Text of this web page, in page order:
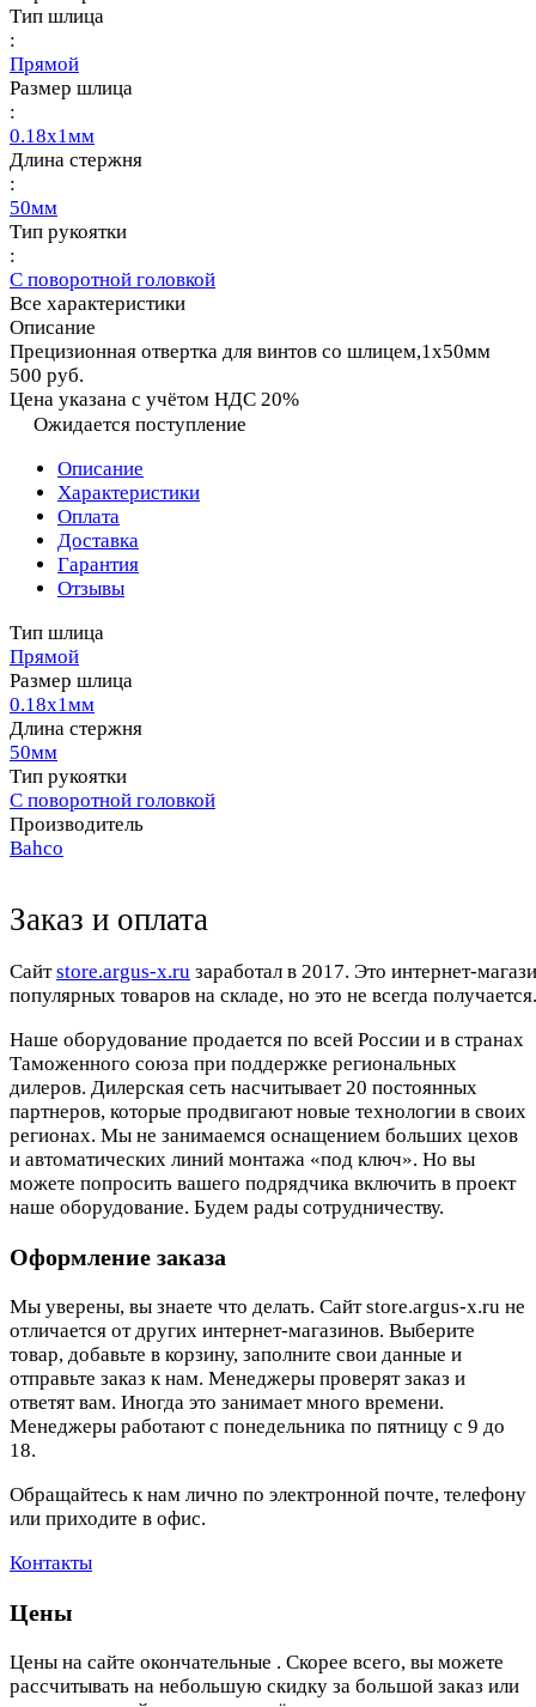
Тип шлица
:
Прямой
Размер шлица
:
0.18х1мм
Длина стержня
:
50мм
Тип рукоятки
:
С поворотной головкой
Все характеристики
Описание
Прецизионная отвертка для винтов со шлицем,1х50мм
500 руб.
Цена указана с учётом НДС 20%
Ожидается поступление
Описание
Характеристики
Оплата
Доставка
Гарантия
Отзывы
Тип шлица
Прямой
Размер шлица
0.18х1мм
Длина стержня
50мм
Тип рукоятки
С поворотной головкой
Производитель
Bahco
Заказ и оплата
Cайтstore.argus-x.ru заработал в 2017. Это интернет-
популярных товаров на складе, но это не всегда
Наше оборудование продается по всей России и в странах
Таможенного союза при поддержке региональных
дилеров. Дилерская сеть насчитывает 20 постоянных
партнеров, которые продвигают новые технологии в своих
регионах. Мы не занимаемся оснащением больших цехов
и автоматических линий монтажа «под ключ». Но вы
можете попросить вашего подрядчика включить в проект
наше оборудование. Будем рады сотрудничеству.
Оформление заказа
Мы уверены, вы знаете что делать. Сайт store.argus-x.ru не
отличается от других интернет-магазинов. Выберите
товар, добавьте в корзину, заполните свои данные и
отправьте заказ к нам. Менеджеры проверят заказ и
ответят вам. Иногда это занимает много времени.
Менеджеры работают с понедельника по пятницу с 9 до
18.
Обращайтесь к нам лично по электронной почте, телефону
или приходите в офис.
Контакты
Цены
Цены на сайте окончательные . Скорее всего, вы можете
рассчитывать на небольшую скидку за большой заказ или